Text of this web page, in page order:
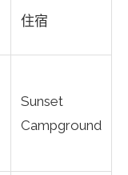
住宿
Sunset
Campground